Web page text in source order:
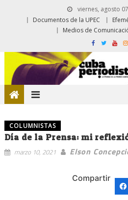
viernes, agosto
Documentos de la UPEC
Medios de
COLUMNISTAS
Día de la Prensa: mi
marzo 10, 2021 Elson
Compartir